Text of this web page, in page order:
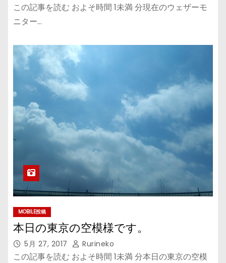
この記事を読む およそ時間 1未満 分現在のウェザーモ
ニター…
MOBILE投稿
本日の東京の空模様です。
5月 27, 2017 Rurineko
この記事を読む およそ時間 1未満 分本日の東京の空模